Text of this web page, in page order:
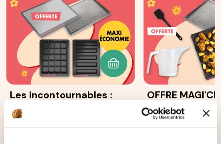
Les incontournables :
Moule 5 cakes longs
Ohra®
AJOUTER AU PANIER
OFFRE